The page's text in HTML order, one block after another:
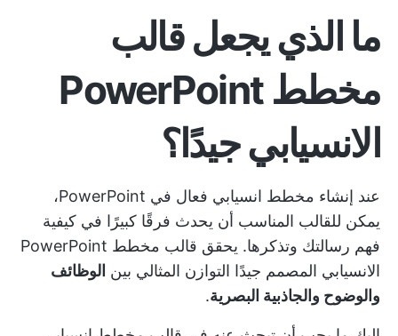
ما الذي يجعل قالب
مخطط PowerPoint
الانسيابي جيدًا؟
عند إنشاء مخطط انسيابي فعال في PowerPoint،
يمكن للقالب المناسب أن يحدث فرقًا كبيرًا في كيفية
فهم رسالتك وتذكرها. يحقق قالب مخطط PowerPoint
الانسيابي المصمم جيدًا التوازن المثالي بين الوظائف
والوضوح والجاذبية البصرية.